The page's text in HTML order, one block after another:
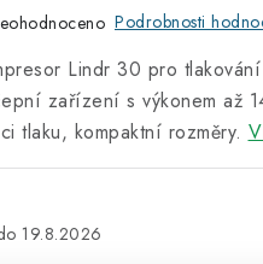
Podrobnosti
Lindr 30 pro
zařízení s výkonem až
tlaku, kompaktní rozměry.
19.8.2026